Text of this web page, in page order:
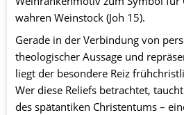
wahren Weinstock (Joh 15).
Gerade in der Verbindung von
theologischer Aussage und
liegt der besondere Reiz
Wer diese Reliefs betrachtet,
des spätantiken Christentums –